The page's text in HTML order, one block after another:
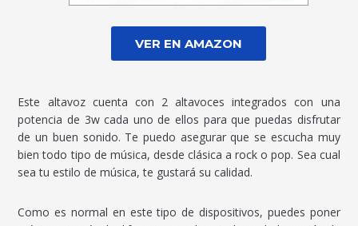
VER EN AMAZON
Este altavoz cuenta con 2 altavoces integrados con una
potencia de 3w cada uno de ellos para que puedas disfrutar
de un buen sonido. Te puedo asegurar que se escucha muy
bien todo tipo de música, desde clásica a rock o pop. Sea cual
sea tu estilo de música, te gustará su calidad.
Como es normal en este tipo de dispositivos, puedes poner